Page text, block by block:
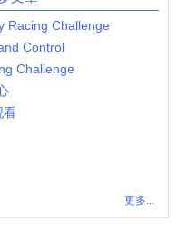
Racing Challenge
Control
Challenge
看
更多...